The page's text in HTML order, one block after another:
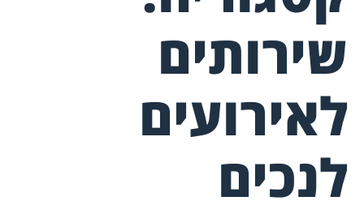
שירותים
לאירועים
לנכים